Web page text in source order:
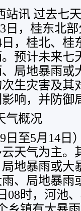
站讯 过去七
日，桂东北
，桂北、桂
预计未来七
局地暴雨或
生灾害及其
响，并防御
气概况
日至5月14日
天气为主。
地暴雨或大
、局地暴雨
08时，河池